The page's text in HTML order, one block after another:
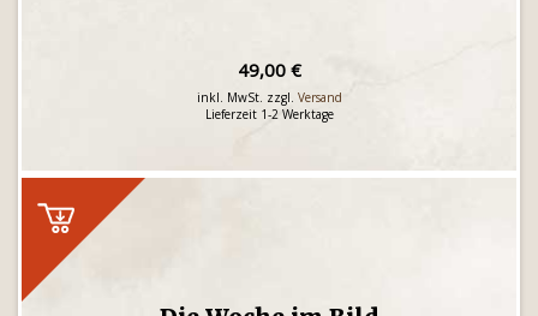
49,00 €
inkl. MwSt. zzgl. Versand
Lieferzeit 1-2 Werktage